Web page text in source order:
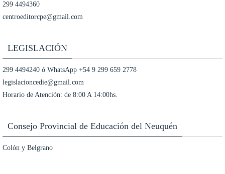
299 4494360
centroeditorcpe@gmail.com
LEGISLACIÓN
299 4494240 ó WhatsApp +54 9 299 659 2778
legislacioncedie@gmail.com
Horario de Atención: de 8:00 A 14:00hs.
Consejo Provincial de Educación del Neuquén
Colón y Belgrano